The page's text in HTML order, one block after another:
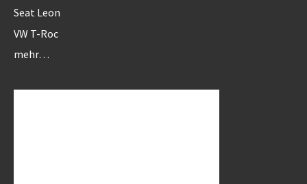
Seat Leon
VW T-Roc
mehr…